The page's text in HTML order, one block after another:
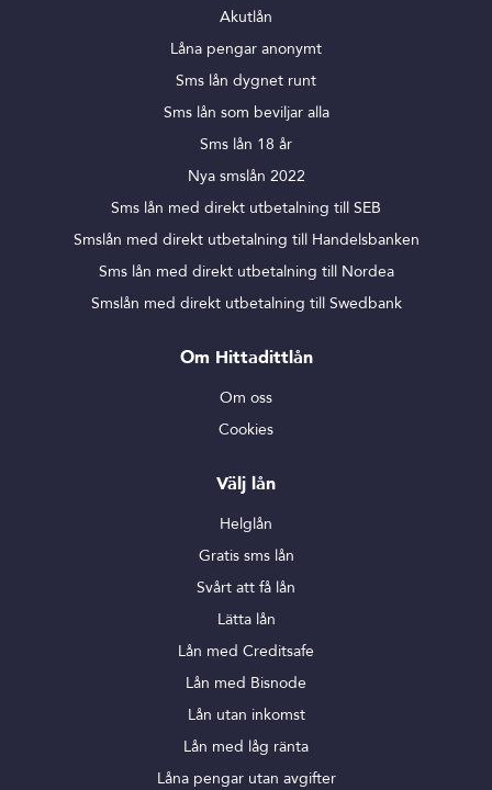
Akutlån
Låna pengar anonymt
Sms lån dygnet runt
Sms lån som beviljar alla
Sms lån 18 år
Nya smslån 2022
Sms lån med direkt utbetalning till SEB
Smslån med direkt utbetalning till Handelsbanken
Sms lån med direkt utbetalning till Nordea
Smslån med direkt utbetalning till Swedbank
Om Hittadittlån
Om oss
Cookies
Välj lån
Helglån
Gratis sms lån
Svårt att få lån
Lätta lån
Lån med Creditsafe
Lån med Bisnode
Lån utan inkomst
Lån med låg ränta
Låna pengar utan avgifter